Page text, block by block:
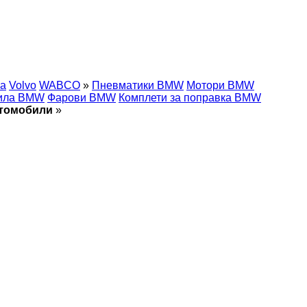
Volvo WABCO » Пневматики BMW Мотори BMW
BMW Фарови BMW Комплети за поправка BMW
»